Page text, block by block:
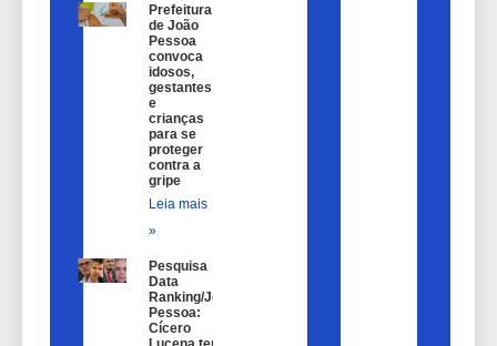
Prefeitura
de João
Pessoa
convoca
idosos,
gestantes
e
crianças
para se
proteger
contra a
gripe
Leia mais
»
Pesquisa
Data
Ranking/João
Pessoa:
Cícero